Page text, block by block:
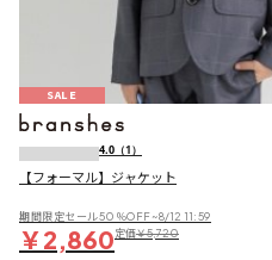
SALE
4.0 （1）
【フォーマル】ジャケット
期間限定セール50％OFF~8/12 11:59
￥2,860定価￥5,720